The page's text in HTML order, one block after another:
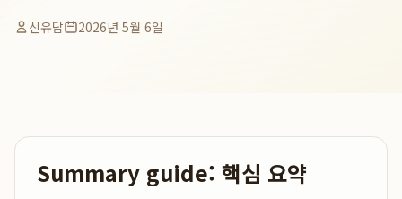
신유담 2026년 5월 6일
Summary guide: 핵심 요약